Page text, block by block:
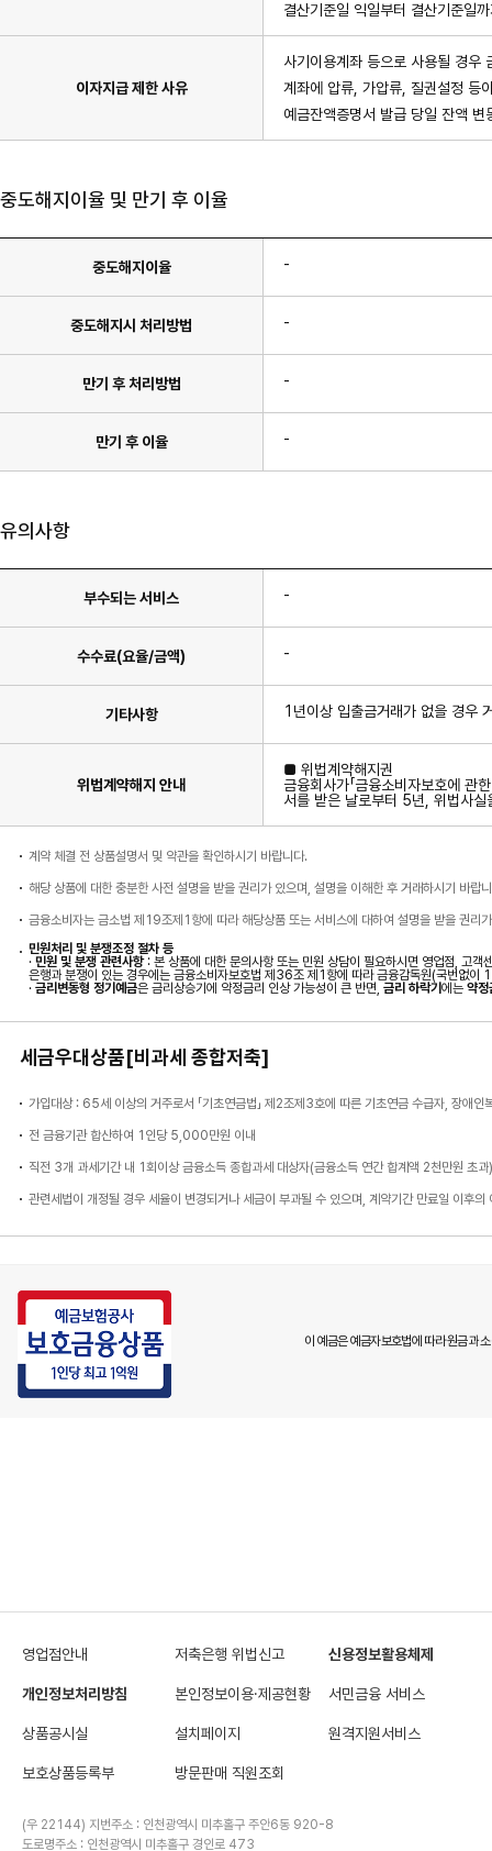
결산기준일 익일부터 결산기준일
이자지급 제한 사유
사기이용계좌 등으로 사용될 경우
계좌에 압류, 가압류, 질권설정 등
예금잔액증명서 발급 당일 잔액 변
중도해지이율 및 만기 후 이율
중도해지이율 -
중도해지시 처리방법 -
만기 후 처리방법 -
만기 후 이율 -
유의사항
부수되는 서비스 -
수수료(요율/금액) -
기타사항 1년이상 입출금거래가 없을 경우
위법계약해지 안내
■ 위법계약해지권
금융회사가「금융소비자보호에
서를 받은 날로부터 5년, 위법사
계약 체결 전 상품설명서 및 약관을 확인하시기 바랍니다.
해당 상품에 대한 충분한 사전 설명을 받을 권리가 있으며, 설명을 이해한 후 거래하시기 바랍
금융소비자는 금소법 제19조제1항에 따라 해당상품 또는 서비스에 대하여 설명을 받을 권리
민원처리 및 분쟁조정 절차 등
· 민원 및 분쟁 관련사항: 본 상품에 대한 문의사항 또는 민원 상담이 필요하시면 영업점,
은행과 분쟁이 있는 경우에는 금융소비자보호법 제36조 제1항에 따라 금융감독원(국번없이
· 금리변동형 정기예금은 금리상승기에 약정금리 인상 가능성이 큰 반면, 금리 하락기 에는 약정
세금우대상품[비과세 종합저축]
가입대상 : 65세 이상의 거주로서 「기초연금법」 제2조제3호에 따른 기초연금 수급자, 장애
전 금융기관 합산하여 1인당 5,000만원 이내
직전 3개 과세기간 내 1회이상 금융소득 종합과세 대상자(금융소득 연간 합계액 2천만원 초과
관련세법이 개정될 경우 세율이 변경되거나 세금이 부과될 수 있으며, 계약기간 만료일 이후의
이 예금은 예금자보호법에 따라 원금과
영업점안내 저축은행 위법신고 신용정보활용체제
개인정보처리방침 본인정보이용·제공현황 서민금융 서비스
상품공시실 설치페이지 원격지원서비스
보호상품등록부 방문판매 직원조회
(우 22144) 지번주소 : 인천광역시 미추홀구 주안6동 920-8
도로명주소 : 인천광역시 미추홀구 경인로 473